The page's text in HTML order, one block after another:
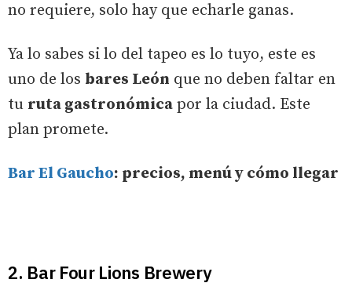
no requiere, solo hay que echarle ganas.
Ya lo sabes si lo del tapeo es lo tuyo, este es
uno de los bares León que no deben faltar en
tu ruta gastronómica por la ciudad. Este
plan promete.
Bar El Gaucho: precios, menú y cómo llegar
2. Bar Four Lions Brewery